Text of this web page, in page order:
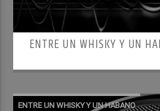
ENTRE UN WHISKY Y UN
ENTRE UN WHISKY Y UN HABANO